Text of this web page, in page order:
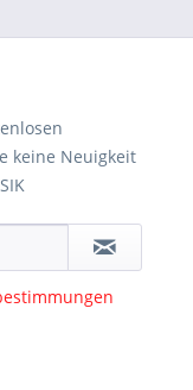
keine Neuigkeit